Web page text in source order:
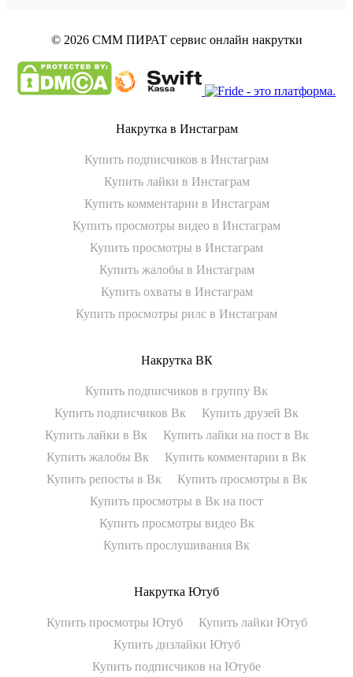
© 2026 СММ ПИРАТ сервис онлайн накрутки
Накрутка в Инстаграм
Купить подписчиков в Инстаграм
Купить лайки в Инстаграм
Купить комментарии в Инстаграм
Купить просмотры видео в Инстаграм
Купить просмотры в Инстаграм
Купить жалобы в Инстаграм
Купить охваты в Инстаграм
Купить просмотры рилс в Инстаграм
Накрутка ВК
Купить подписчиков в группу Вк
Купить подписчиков Вк
Купить друзей Вк
Купить лайки в Вк
Купить лайки на пост в Вк
Купить жалобы Вк
Купить комментарии в Вк
Купить репосты в Вк
Купить просмотры в Вк
Купить просмотры в Вк на пост
Купить просмотры видео Вк
Купить прослушивания Вк
Накрутка Ютуб
Купить просмотры Ютуб
Купить лайки Ютуб
Купить дизлайки Ютуб
Купить подписчиков на Ютубе